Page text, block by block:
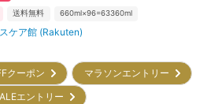
送料無料 660ml×96=63360ml
ケア館 (Rakuten)
クーポン
マラソンエントリー
エントリー